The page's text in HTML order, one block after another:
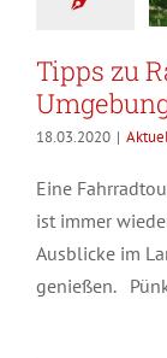
Tipps zu
18.03.2020 |
Eine
ist immer
Ausblicke im
genießen.